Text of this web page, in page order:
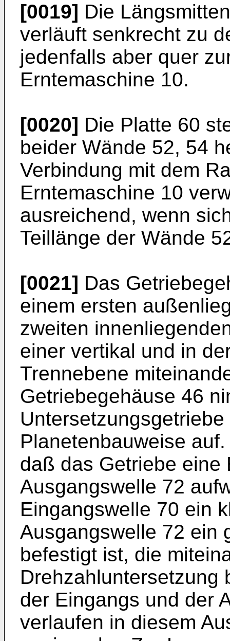
[0019] Die
verläuft senkrecht zu
jedenfalls aber quer
Erntemaschine 10.
[0020] Die Platte 60
beider Wände 52, 54
Verbindung mit dem
Erntemaschine 10
ausreichend, wenn
Teillänge der Wände
[0021] Das
einem ersten
zweiten
einer vertikal und in
Trennebene
Getriebegehäuse 46
Planetenbauweise
daß das Getriebe eine
Ausgangswelle 72
Eingangswelle 70 ein
Ausgangswelle 72 ein
befestigt ist, die
Drehzahluntersetzung
der Eingangs und der
verlaufen in diesem